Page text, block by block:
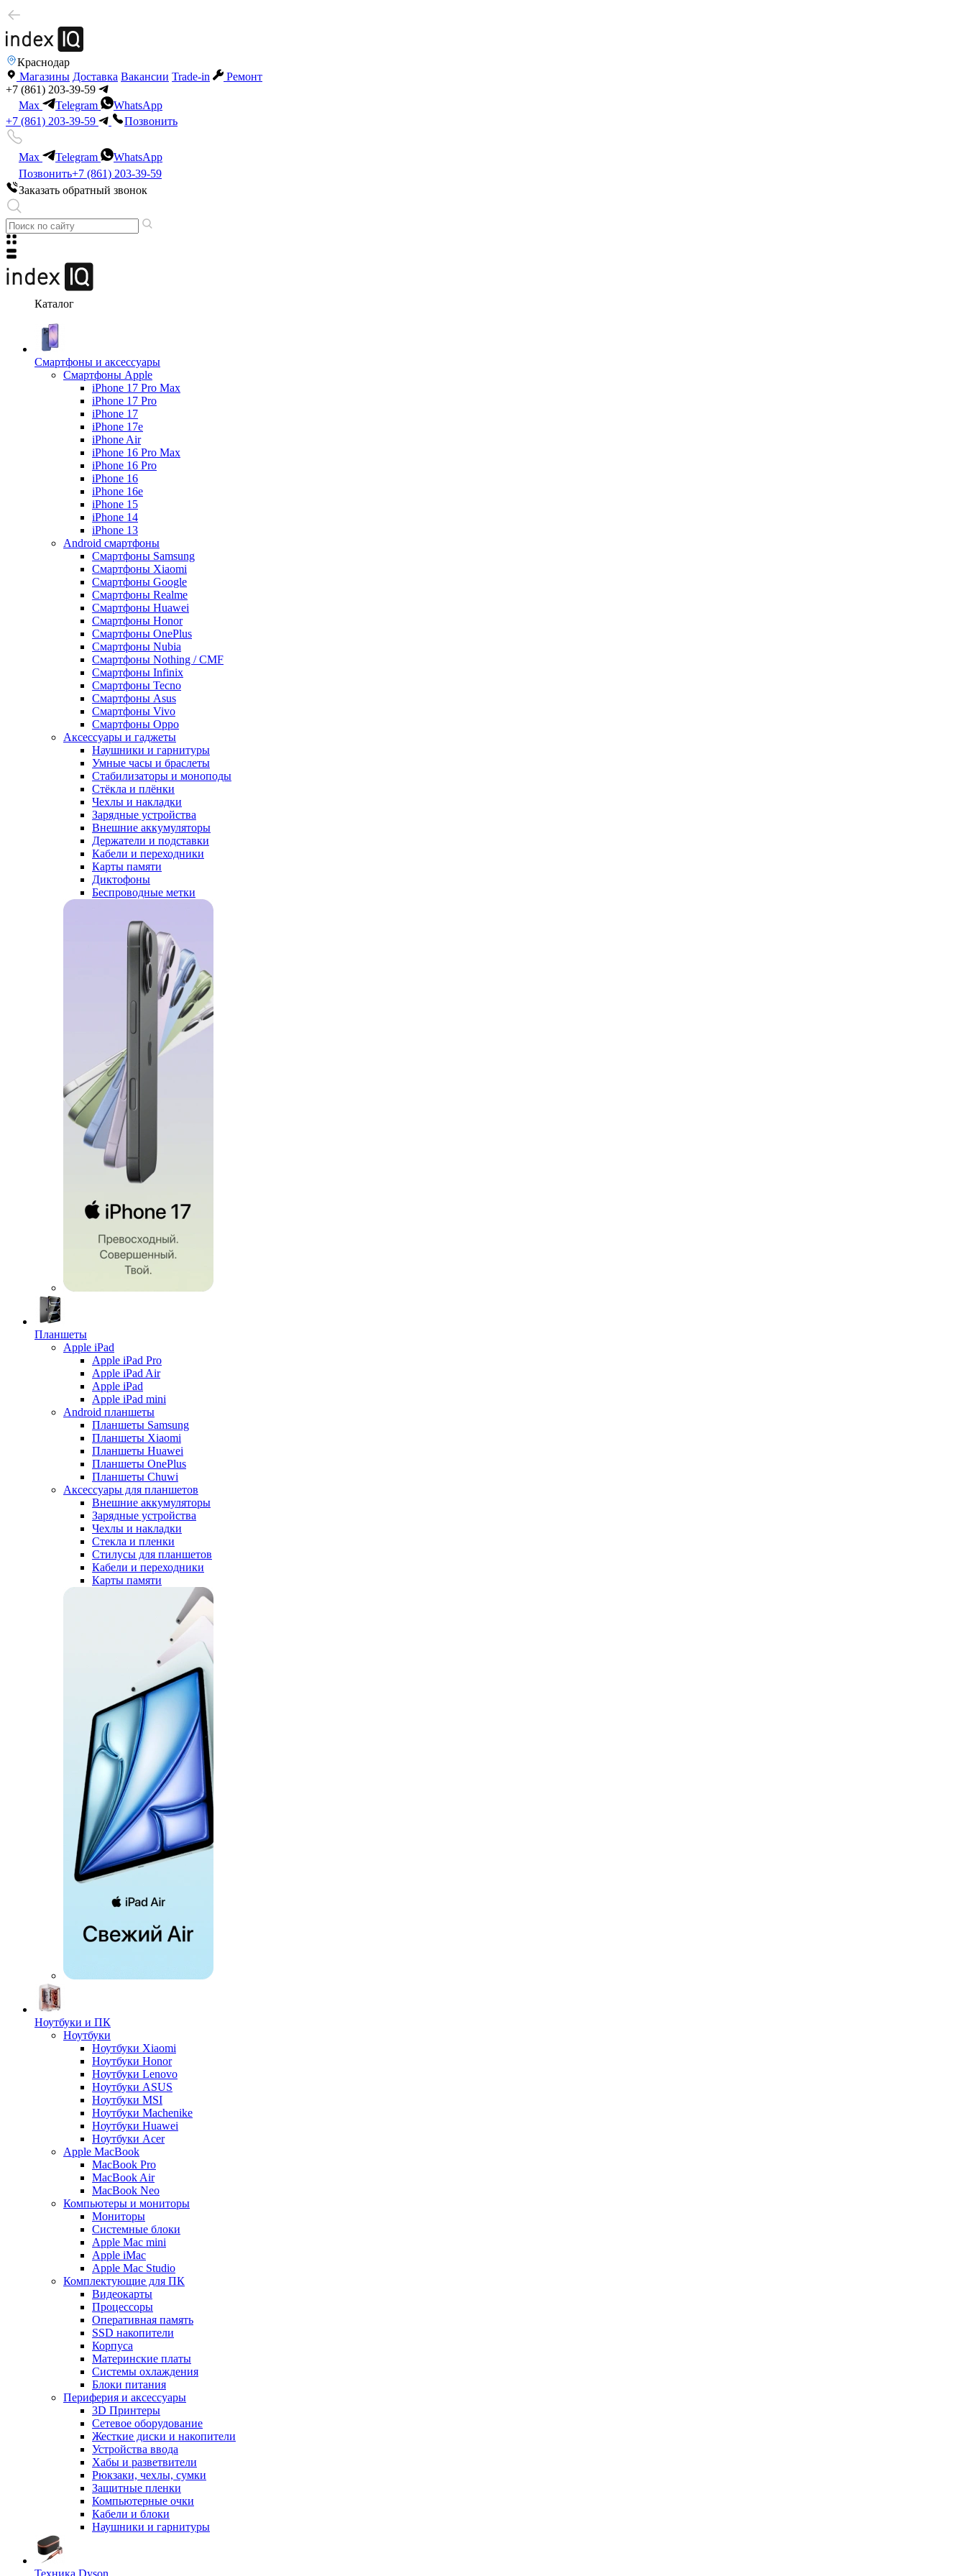
Краснодар
Магазины Доставка Вакансии Trade-in
Ремонт
+7 (861) 203-39-59
Max
Telegram
WhatsApp
+7 (861) 203-39-59
Позвонить
Max Telegram
WhatsApp
Позвонить+7 (861) 203-39-59
Заказать обратный звонок
Каталог
Смартфоны и аксессуары
Смартфоны Apple
iPhone 17 Pro Max
iPhone 17 Pro
iPhone 17
iPhone 17e
iPhone Air
iPhone 16 Pro Max
iPhone 16 Pro
iPhone 16
iPhone 16e
iPhone 15
iPhone 14
iPhone 13
Android cмартфоны
Смартфоны Samsung
Смартфоны Xiaomi
Смартфоны Google
Смартфоны Realme
Смартфоны Huawei
Смартфоны Honor
Смартфоны OnePlus
Смартфоны Nubia
Смартфоны Nothing / CMF
Смартфоны Infinix
Смартфоны Tecno
Смартфоны Asus
Смартфоны Vivo
Смартфоны Oppo
Аксессуары и гаджеты
Наушники и гарнитуры
Умные часы и браслеты
Стабилизаторы и моноподы
Стёкла и плёнки
Чехлы и накладки
Зарядные устройства
Внешние аккумуляторы
Держатели и подставки
Кабели и переходники
Карты памяти
Диктофоны
Беспроводные метки
Планшеты
Apple iPad
Apple iPad Pro
Apple iPad Air
Apple iPad
Apple iPad mini
Android планшеты
Планшеты Samsung
Планшеты Xiaomi
Планшеты Huawei
Планшеты OnePlus
Планшеты Chuwi
Аксессуары для планшетов
Внешние аккумуляторы
Зарядные устройства
Чехлы и накладки
Стекла и пленки
Стилусы для планшетов
Кабели и переходники
Карты памяти
Ноутбуки и ПК
Ноутбуки
Ноутбуки Xiaomi
Ноутбуки Honor
Ноутбуки Lenovo
Ноутбуки ASUS
Ноутбуки MSI
Ноутбуки Machenike
Ноутбуки Huawei
Ноутбуки Acer
Apple MacBook
MacBook Pro
MacBook Air
MacBook Neo
Компьютеры и мониторы
Мониторы
Системные блоки
Apple Mac mini
Apple iMac
Apple Mac Studio
Комплектующие для ПК
Видеокарты
Процессоры
Оперативная память
SSD накопители
Корпуса
Материнские платы
Системы охлаждения
Блоки питания
Периферия и аксессуары
3D Принтеры
Сетевое оборудование
Жесткие диски и накопители
Устройства ввода
Хабы и разветвители
Рюкзаки, чехлы, сумки
Защитные пленки
Компьютерные очки
Кабели и блоки
Наушники и гарнитуры
Техника Dyson